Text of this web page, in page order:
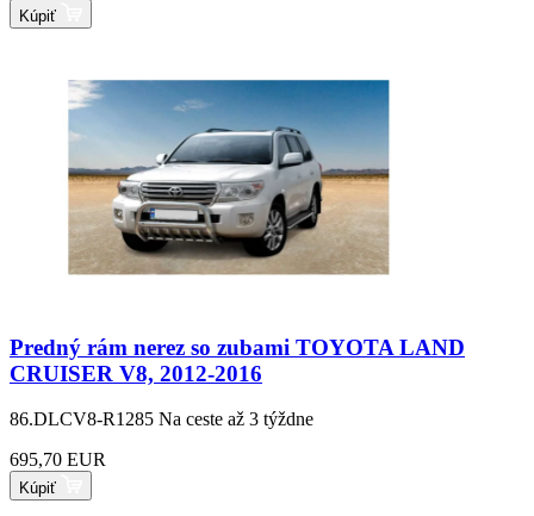
Kúpiť
Predný rám nerez so zubami TOYOTA LAND
CRUISER V8, 2012-2016
86.DLCV8-R1285 Na ceste až 3 týždne
695,70 EUR
Kúpiť